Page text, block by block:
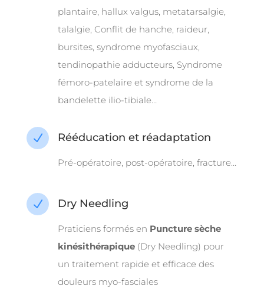
plantaire, hallux valgus, metatarsalgie,
talalgie, Conflit de hanche, raideur,
bursites, syndrome myofasciaux,
tendinopathie adducteurs, Syndrome
fémoro-patelaire et syndrome de la
bandelette ilio-tibiale…
N Rééducation et réadaptation
Pré-opératoire, post-opératoire, fracture…
N Dry Needling
Praticiens formés en Puncture sèche
kinésithérapique(Dry Needling) pour
un traitement rapide et efficace des
douleurs myo-fasciales